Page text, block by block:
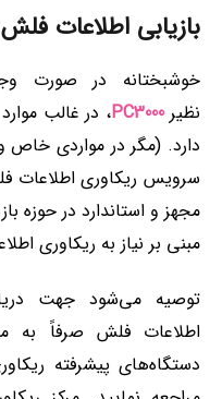
بازیابی اطلاعات فلش
خوشبختانه در صورت
نظیرPC3000، در غالب
دارد. (مگر در مواردی خاص
سرویس ریکاوری اطلاعات
مجهز و استاندارد در حوزه
مبنی بر نیاز به ریکاوری
توصیه می‌شود جهت
اطلاعات فلش صرفاً به